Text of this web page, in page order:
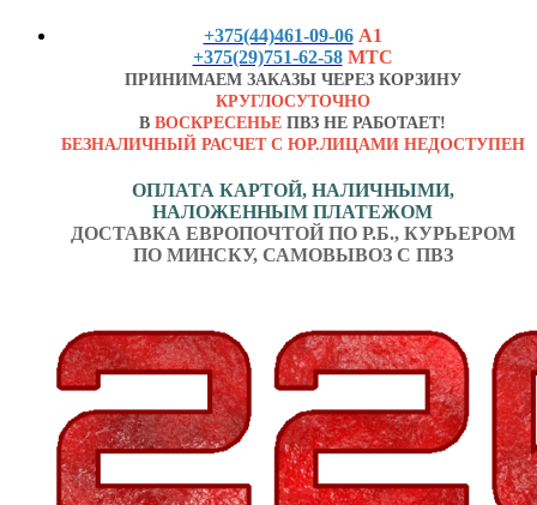
+375(44)461-09-06 А1
+375(29)751-62-58 МТС
ПРИНИМАЕМ ЗАКАЗЫ ЧЕРЕЗ КОРЗИНУ
КРУГЛОСУТОЧНО
В ВОСКРЕСЕНЬЕ ПВЗ НЕ РАБОТАЕТ!
БЕЗНАЛИЧНЫЙ РАСЧЕТ С ЮР.ЛИЦАМИ НЕДОСТУПЕН
ОПЛАТА КАРТОЙ, НАЛИЧНЫМИ,
НАЛОЖЕННЫМ ПЛАТЕЖОМ
ДОСТАВКА ЕВРОПОЧТОЙ ПО Р.Б., КУРЬЕРОМ
ПО МИНСКУ, САМОВЫВОЗ С ПВЗ